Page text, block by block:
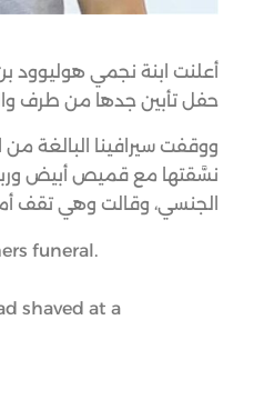
أعلنت ابنة نجمي هوليوود
حفل تأبين جدها من طرف
نسَّقتها مع قميص أبيض
الجنسي، وقالت وهي تقف
funeral.
shaved at a